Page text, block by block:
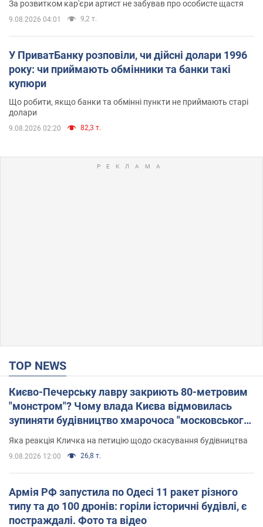
За розвитком кар'єри артист не забував про особисте щастя
9.08.2026 04:01 9,2 т.
У ПриватБанку розповіли, чи дійсні долари 1996
року: чи приймають обмінники та банки такі
купюри
Що робити, якщо банки та обмінні пункти не приймають старі
долари
9.08.2026 02:20 82,3 т.
TOP NEWS
Києво-Печерську лавру закриють 80-метровим
"монстром"? Чому влада Києва відмовилась
зупиняти будівництво хмарочоса "московського
вірянина"
Яка реакція Кличка на петицію щодо скасування будівництва
9.08.2026 12:00 26,8 т.
Армія РФ запустила по Одесі 11 ракет різного
типу та до 100 дронів: горіли історичні будівлі, є
постраждалі. Фото та відео